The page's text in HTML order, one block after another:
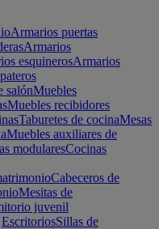
Armarios puertas
Armarios
esquinerosArmarios
salónMuebles
Muebles recibidores
Taburetes de cocinaMesas
Muebles auxiliares de
modularesCocinas
Cabeceros de
Mesitas de
juvenil
EscritoriosSillas de